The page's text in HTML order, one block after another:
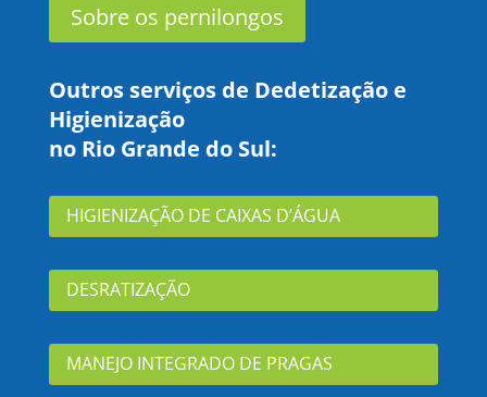
Sobre os pernilongos
Outros serviços de Dedetização e
Higienização
no Rio Grande do Sul:
HIGIENIZAÇÃO DE CAIXAS D’ÁGUA
DESRATIZAÇÃO
MANEJO INTEGRADO DE PRAGAS